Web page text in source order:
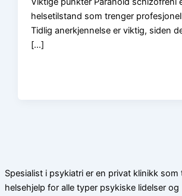
helsetilstand som trenger
Tidlig anerkjennelse er viktig, siden
[…]
Spesialist i psykiatri er en privat klinikk som
helsehjelp for alle typer psykiske lidelser og